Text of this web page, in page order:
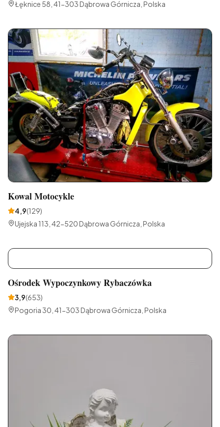
Łęknice 58, 41-303 Dąbrowa Górnicza, Polska
Kowal Motocykle
4,9(129)
Ujejska 113, 42-520 Dąbrowa Górnicza, Polska
Ośrodek Wypoczynkowy Rybaczówka
3,9(653)
Pogoria 30, 41-303 Dąbrowa Górnicza, Polska